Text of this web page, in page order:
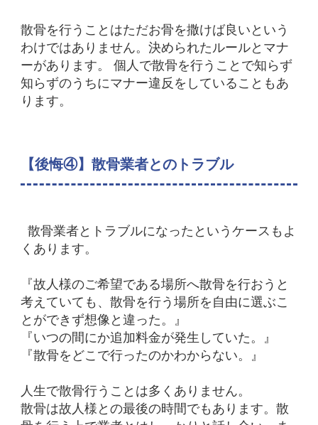
散骨を行うことはただお骨を撒けば良いという
わけではありません。決められたルールとマナ
ーがあります。 個人で散骨を行うことで知らず
知らずのうちにマナー違反をしていることもあ
ります。
【後悔④】散骨業者とのトラブル
散骨業者とトラブルになったというケースもよ
くあります。
『故人様のご希望である場所へ散骨を行おうと
考えていても、散骨を行う場所を自由に選ぶこ
とができず想像と違った。』
『いつの間にか追加料金が発生していた。』
『散骨をどこで行ったのかわからない。』
人生で散骨行うことは多くありません。
散骨は故人様との最後の時間でもあります。 散